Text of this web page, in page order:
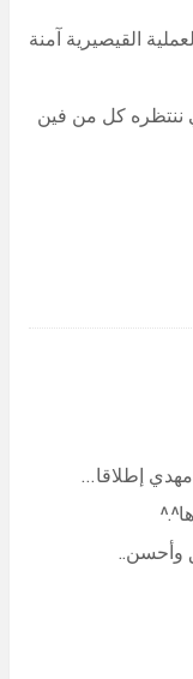
القيصيرية آمنة
ننتظره كل من فين
إطلاقا…
وأحسن..